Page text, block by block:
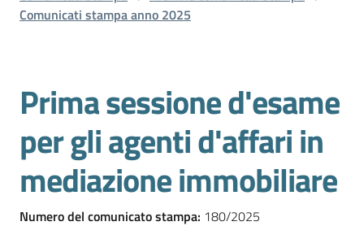
Gestire
l'impresa
Promuovere
Comunicati stampa anno 2025
Salta al contenuto
Prima sessione d'esame
per gli agenti d'affari in
mediazione immobiliare
Numero del comunicato stampa: 180/2025